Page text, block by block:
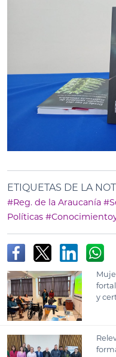
ETIQUETAS DE LA
#Reg. de la Araucanía
Políticas
y